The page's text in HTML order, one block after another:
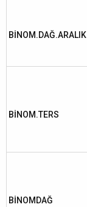
BİNOM.DAĞ.ARALIK
BİNOM.TERS
BİNOMDAĞ